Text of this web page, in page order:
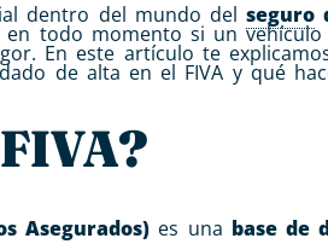
dentro del mundo delseguro
en todo momento si un
En este artículo te
de alta en el FIVA y qué
Asegurados) es una base de